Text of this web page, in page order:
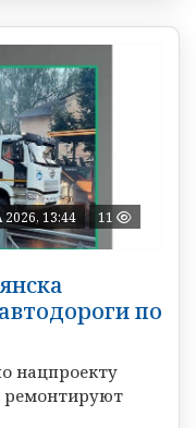
13:44 11
по
нацпроекту
ремонтируют